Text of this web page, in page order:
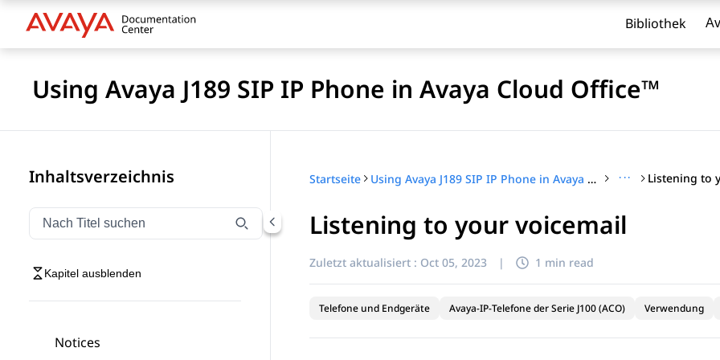
Bibliothek
Using Avaya J189 SIP IP Phone in Avaya Cloud Office™
Inhaltsverzeichnis
Navigation nach Titel filtern
Geben Sie Text ein, um Navigationselemente nach Titel zu filtern.
Kapitel ausblenden
Notices
Startseite Using Avaya J189 SIP IP Phone in Avaya Cloud Office™ ··· Listening to
Listening to your voicemail
Zuletzt aktualisiert : Oct 05, 2023 | 1 min read
Telefone und Endgeräte Avaya-IP-Telefone der Serie J100 (ACO) Verwendung